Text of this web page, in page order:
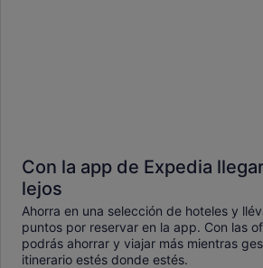
Con la app de Expedia
lejos
Ahorra en una selección de hoteles y
puntos por reservar en la app. Con las
podrás ahorrar y viajar más mientras
itinerario estés donde estés.